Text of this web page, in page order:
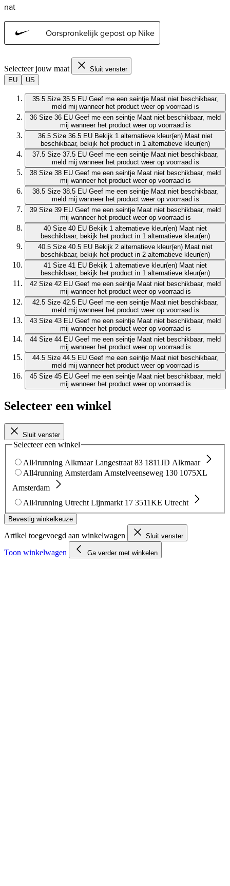
Selecteer jouw maat
Sluit venster
EU
US
35.5 Size 35.5 EU Geef me een seintje Maat niet beschikbaar,
meld mij wanneer het product weer op voorraad is
36 Size 36 EU Geef me een seintje Maat niet beschikbaar, meld
mij wanneer het product weer op voorraad is
36.5 Size 36.5 EU Bekijk 1 alternatieve kleur(en) Maat niet
beschikbaar, bekijk het product in 1 alternatieve kleur(en)
37.5 Size 37.5 EU Geef me een seintje Maat niet beschikbaar,
meld mij wanneer het product weer op voorraad is
38 Size 38 EU Geef me een seintje Maat niet beschikbaar, meld
mij wanneer het product weer op voorraad is
38.5 Size 38.5 EU Geef me een seintje Maat niet beschikbaar,
meld mij wanneer het product weer op voorraad is
39 Size 39 EU Geef me een seintje Maat niet beschikbaar, meld
mij wanneer het product weer op voorraad is
40 Size 40 EU Bekijk 1 alternatieve kleur(en) Maat niet
beschikbaar, bekijk het product in 1 alternatieve kleur(en)
40.5 Size 40.5 EU Bekijk 2 alternatieve kleur(en) Maat niet
beschikbaar, bekijk het product in 2 alternatieve kleur(en)
41 Size 41 EU Bekijk 1 alternatieve kleur(en) Maat niet
beschikbaar, bekijk het product in 1 alternatieve kleur(en)
42 Size 42 EU Geef me een seintje Maat niet beschikbaar, meld
mij wanneer het product weer op voorraad is
42.5 Size 42.5 EU Geef me een seintje Maat niet beschikbaar,
meld mij wanneer het product weer op voorraad is
43 Size 43 EU Geef me een seintje Maat niet beschikbaar, meld
mij wanneer het product weer op voorraad is
44 Size 44 EU Geef me een seintje Maat niet beschikbaar, meld
mij wanneer het product weer op voorraad is
44.5 Size 44.5 EU Geef me een seintje Maat niet beschikbaar,
meld mij wanneer het product weer op voorraad is
45 Size 45 EU Geef me een seintje Maat niet beschikbaar, meld
mij wanneer het product weer op voorraad is
Selecteer een winkel
Sluit venster
Selecteer een winkel
All4running Alkmaar Langestraat 83 1811JD Alkmaar
All4running Amsterdam Amstelveenseweg 130 1075XL
Amsterdam
All4running Utrecht Lijnmarkt 17 3511KE Utrecht
Bevestig winkelkeuze
Artikel toegevoegd aan winkelwagen Sluit venster
Toon winkelwagen Ga verder met winkelen